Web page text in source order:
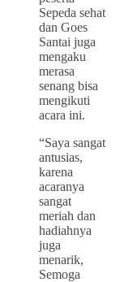
Sepeda sehat
dan Goes
Santai juga
mengaku
merasa
senang bisa
mengikuti
acara ini.
“Saya sangat
antusias,
karena
acaranya
sangat
meriah dan
hadiahnya
juga
menarik,
Semoga